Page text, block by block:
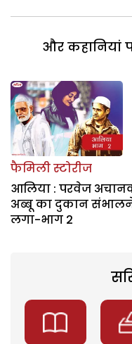
और कहानियां
फैमिली स्टोरीज
आलिया : परवेज
अब्बू का दुकान
लगा-भाग 2